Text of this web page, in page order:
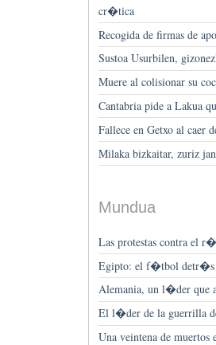
cr�tica
Recogida de firmas de
Sustoa Usurbilen,
Muere al colisionar su
Cantabria pide a Lakua
Fallece en Getxo al caer
Milaka bizkaitar, zuriz
Mundua
Las protestas contra el
Egipto: el f�tbol
Alemania, un l�der que
El l�der de la guerrilla
Una veintena de muertos